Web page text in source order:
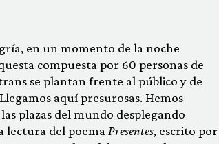
en un momento de la noche
compuesta por 60 personas de
se plantan frente al público y de
aquí presurosas. Hemos
plazas del mundo desplegando
lectura del poema Presentes, escrito por